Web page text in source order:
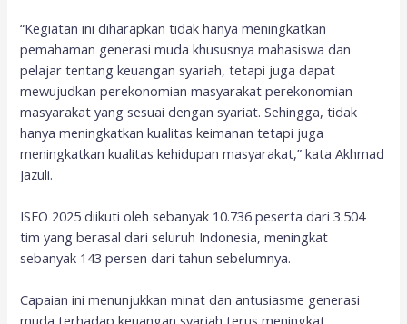
“Kegiatan ini diharapkan tidak hanya meningkatkan
pemahaman generasi muda khususnya mahasiswa dan
pelajar tentang keuangan syariah, tetapi juga dapat
mewujudkan perekonomian masyarakat perekonomian
masyarakat yang sesuai dengan syariat. Sehingga, tidak
hanya meningkatkan kualitas keimanan tetapi juga
meningkatkan kualitas kehidupan masyarakat,” kata Akhmad
Jazuli.
ISFO 2025 diikuti oleh sebanyak 10.736 peserta dari 3.504
tim yang berasal dari seluruh Indonesia, meningkat
sebanyak 143 persen dari tahun sebelumnya.
Capaian ini menunjukkan minat dan antusiasme generasi